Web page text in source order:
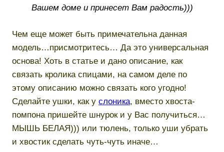
Вашем доме и принесет Вам радость)))
Чем еще может быть примечательна данная
модель…присмотритесь… Да это универсальная
основа! Хоть в статье и дано описание, как
связать кролика спицами, на самом деле по
этому описанию можно связать кого угодно!
Сделайте ушки, как у слоника, вместо хвоста-
помпона пришейте шнурок и у Вас получиться…
МЫШЬ БЕЛАЯ))) или тюлень, только уши убрать
и хвостик сделать чуть-чуть иначе…